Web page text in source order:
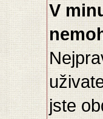
V
jste